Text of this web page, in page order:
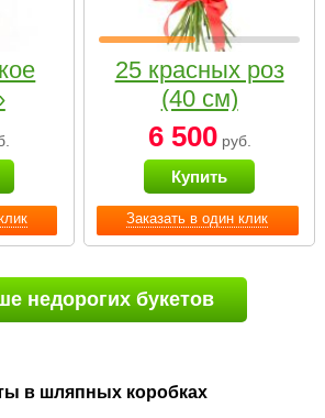
Заказать в один клик
25 красных роз
(40 см)
6 500руб.
Купить
недорогих букетов
в шляпных коробках